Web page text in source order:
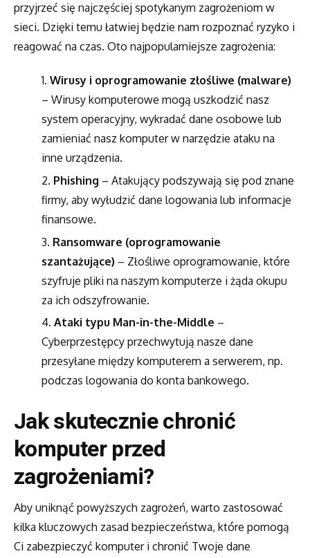
przyjrzeć się najczęściej spotykanym zagrożeniom w
sieci. Dzięki temu łatwiej będzie nam rozpoznać ryzyko i
reagować na czas. Oto najpopularniejsze zagrożenia:
Wirusy i oprogramowanie złośliwe (malware)
– Wirusy komputerowe mogą uszkodzić nasz
system operacyjny, wykradać dane osobowe lub
zamieniać nasz komputer w narzędzie ataku na
inne urządzenia.
Phishing – Atakujący podszywają się pod znane
firmy, aby wyłudzić dane logowania lub informacje
finansowe.
Ransomware (oprogramowanie
szantażujące) – Złośliwe oprogramowanie, które
szyfruje pliki na naszym komputerze i żąda okupu
za ich odszyfrowanie.
Ataki typu Man-in-the-Middle –
Cyberprzestępcy przechwytują nasze dane
przesyłane między komputerem a serwerem, np.
podczas logowania do konta bankowego.
Jak skutecznie chronić
komputer przed
zagrożeniami?
Aby uniknąć powyższych zagrożeń, warto zastosować
kilka kluczowych zasad bezpieczeństwa, które pomogą
Ci zabezpieczyć komputer i chronić Twoje dane